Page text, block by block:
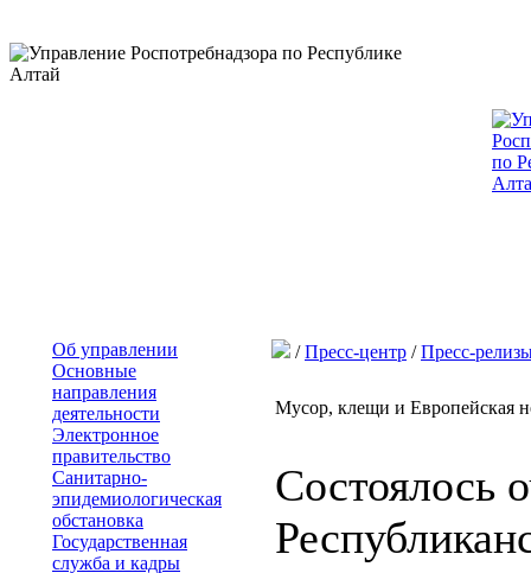
Об управлении
Основные
направления
деятельности
Электронное
правительство
Санитарно-
эпидемиологическая
обстановка
Государственная
служба и кадры
/Пресс-центр /Пресс-
Мусор, клещи и Европейская
Состоялось